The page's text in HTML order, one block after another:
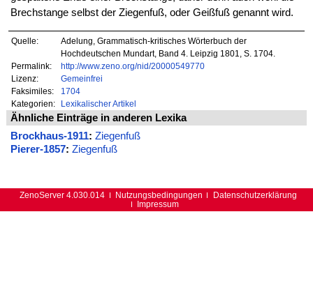
Brechstange selbst der Ziegenfuß, oder Geißfuß genannt wird.
Quelle:
Adelung, Grammatisch-kritisches Wörterbuch der
Hochdeutschen Mundart, Band 4. Leipzig 1801, S. 1704.
Permalink:
http://www.zeno.org/nid/20000549770
Lizenz:
Gemeinfrei
Faksimiles:
1704
Kategorien:
Lexikalischer Artikel
Ähnliche Einträge in anderen Lexika
Brockhaus-1911: Ziegenfuß
Pierer-1857: Ziegenfuß
ZenoServer 4.030.014 Nutzungsbedingungen
Datenschutzerklärung
Impressum